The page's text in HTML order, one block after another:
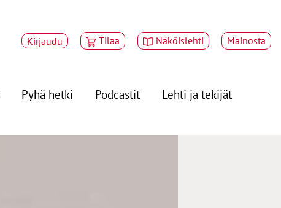
Kirjaudu Tilaa Näköislehti Mainosta
Pyhä hetki Podcastit
Lehti ja tekijät